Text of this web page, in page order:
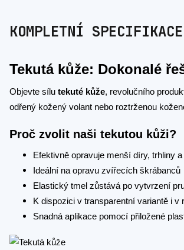
KOMPLETNÍ SPECIFIKACE
Tekutá kůže: Dokonalé
Objevte sílu tekuté kůže, revolučního
odřený kožený volant nebo roztrženou
Proč zvolit naši tekutou kůži?
Efektivně opravuje menší díry, trhliny
Ideální na opravu zvířecích škrábanců
Elastický tmel zůstává po vytvrzení
K dispozici v transparentní variantě i v
Snadná aplikace pomocí přiložené